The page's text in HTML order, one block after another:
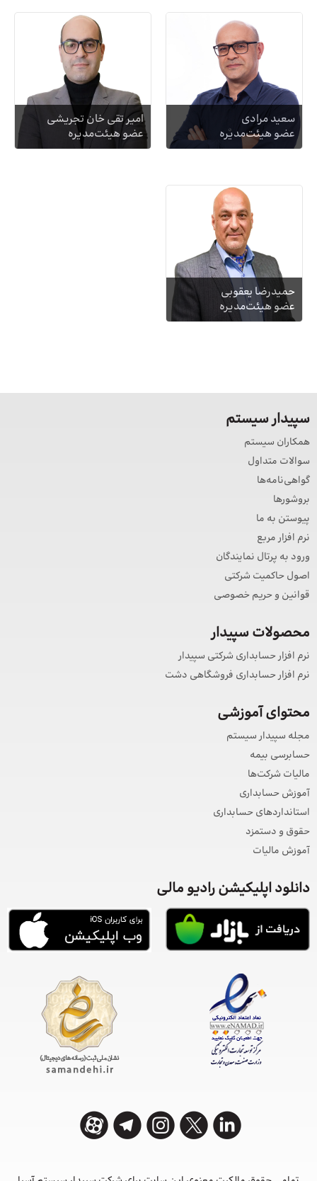
سعید مرادی
عضو هیئت‌‌مدیره
امیر تقی خان تجریشی
عضو هیئت‌مدیره
حمیدرضا یعقوبی
عضو هیئت‌مدیره
سیستم
سیستم
متداول
به ما
افزار مربع
به پرتال نمایندگان
حاکمیت شرکتی
و حریم خصوصی
سپیدار
افزار حسابداری شرکتی سپیدار
افزار حسابداری فروشگاهی دشت
آموزشی
سپیدار سیستم
بیمه
شرکت‌ها
حسابداری
حسابداری
و دستمزد
مالیات
اپلیکیشن رادیو مالی